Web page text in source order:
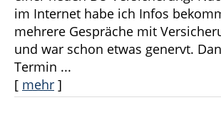
im Internet habe ich Infos
mehrere Gespräche mit
und war schon etwas genervt.
Termin ...
[ mehr ]